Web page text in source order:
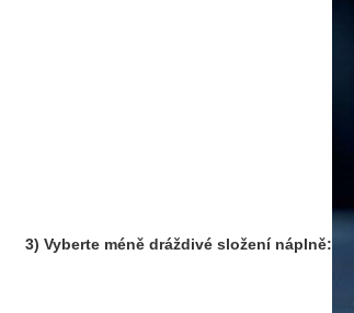
3) Vyberte méně dráždivé složení náplně: